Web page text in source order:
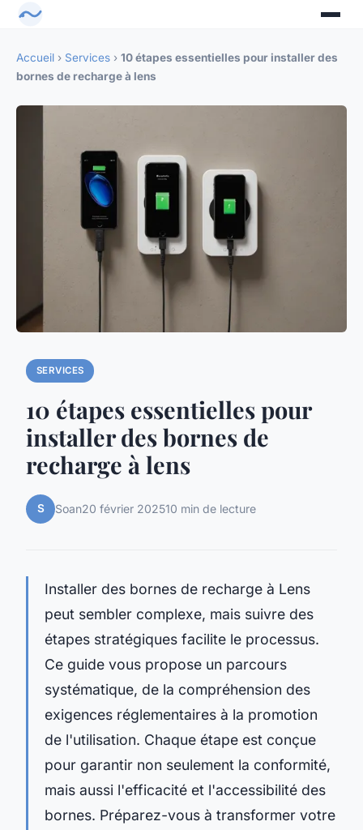
Accueil › Services › 10 étapes essentielles pour installer des
bornes de recharge à lens
SERVICES
10 étapes essentielles pour
installer des bornes de
recharge à lens
S Soan20 février 202510 min de lecture
Installer des bornes de recharge à Lens
peut sembler complexe, mais suivre des
étapes stratégiques facilite le processus.
Ce guide vous propose un parcours
systématique, de la compréhension des
exigences réglementaires à la promotion
de l'utilisation. Chaque étape est conçue
pour garantir non seulement la conformité,
mais aussi l'efficacité et l'accessibilité des
bornes. Préparez-vous à transformer votre